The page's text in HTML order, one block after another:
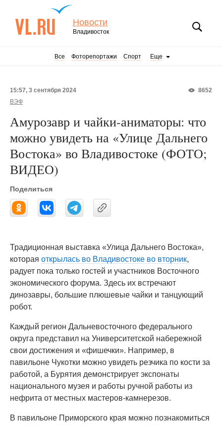
Новости
Владивосток
Все Фоторепортажи Спорт Еще
8652
15:57, 3 сентября 2024
ВЭФ
Амурозавр и чайки-аниматоры: что
можно увидеть на «Улице Дальнего
Востока» во Владивостоке (ФОТО;
ВИДЕО)
Поделиться
Традиционная выставка «Улица Дальнего Востока»,
которая открылась во Владивостоке во вторник,
радует пока только гостей и участников Восточного
экономического форума. Здесь их встречают
динозавры, большие плюшевые чайки и танцующий
робот.
Каждый регион Дальневосточного федерального
округа представил на Университетской набережной
свои достижения и «фишечки». Например, в
павильоне Чукотки можно увидеть резчика по кости за
работой, а Бурятия демонстрирует экспонаты
национального музея и работы ручной работы из
нефрита от местных мастеров-камнерезов.
В павильоне Приморского края можно познакомиться